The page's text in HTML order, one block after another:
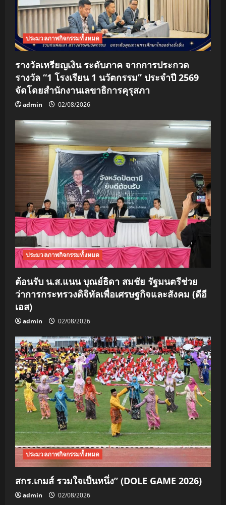
ประมวลภาพกิจกรรมทั้งหมด
รางวัลเหรียญเงิน ระดับภาค จากการประกวด
รางวัล “1 โรงเรียน 1 นวัตกรรม” ประจำปี 2569
จัดโดยสำนักงานเลขาธิการคุรุสภา
admin 02/08/2026
ประมวลภาพกิจกรรมทั้งหมด
ต้อนรับ น.ส.แนน บุณย์ธิดา สมชัย รัฐมนตรีช่วย
ว่าการกระทรวงดิจิทัลเพื่อเศรษฐกิจและสังคม (ดีอี
เอส)
admin 02/08/2026
ประมวลภาพกิจกรรมทั้งหมด
สกร.เกมส์ รวมใจเป็นหนึ่ง” (DOLE GAME 2026)
admin 02/08/2026